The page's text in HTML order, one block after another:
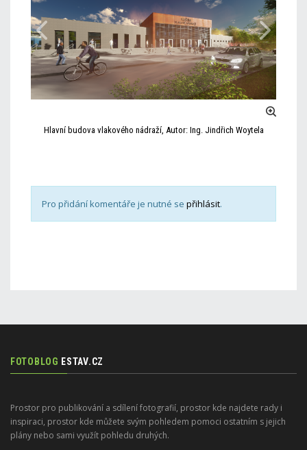
Hlavní budova vlakového nádraží, Autor: Ing. Jindřich Woytela
Pro přidání komentáře je nutné se přihlásit.
FOTOBLOG ESTAV.CZ
Prostor pro publikování a sdílení fotografií, prostor kde najdete rady i
inspiraci, prostor kde můžete svým pohledem pomoci ostatním s jejich
plány nebo sami využít pohledu druhých.